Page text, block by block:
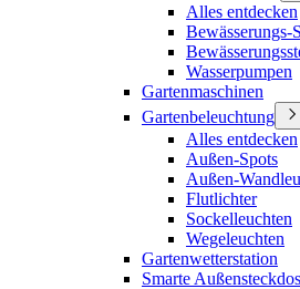
Alles entdecken
Bewässerungs-
Wasserpumpen
Gartenmaschinen
Gartenbeleuchtung
Alles entdecken
Außen-Spots
Außen-
Flutlichter
Sockelleuchten
Wegeleuchten
Gartenwetterstation
Smarte